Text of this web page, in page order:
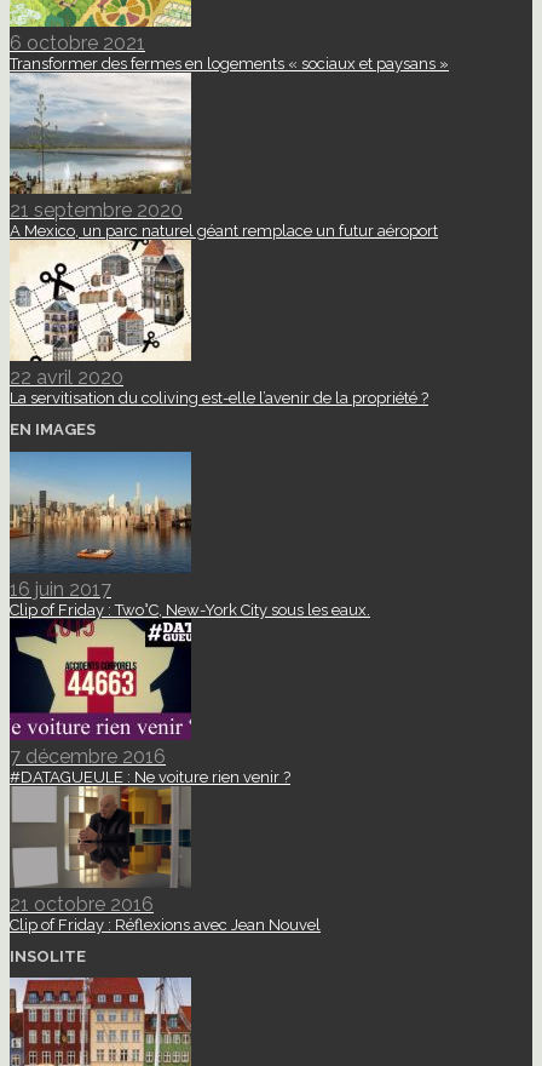
6 octobre 2021
Transformer des fermes en logements « sociaux et paysans »
21 septembre 2020
A Mexico, un parc naturel géant remplace un futur aéroport
22 avril 2020
La servitisation du coliving est-elle l’avenir de la propriété ?
EN IMAGES
16 juin 2017
Clip of Friday : Two°C, New-York City sous les eaux.
7 décembre 2016
#DATAGUEULE : Ne voiture rien venir ?
21 octobre 2016
Clip of Friday : Réflexions avec Jean Nouvel
INSOLITE